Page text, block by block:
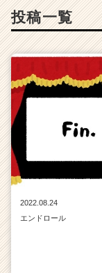
投稿一覧
2022.08.24
エンドロール